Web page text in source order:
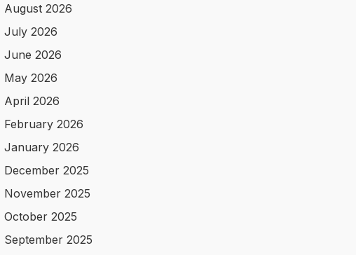
August 2026
July 2026
June 2026
May 2026
April 2026
February 2026
January 2026
December 2025
November 2025
October 2025
September 2025